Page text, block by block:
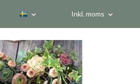
Inkl. moms